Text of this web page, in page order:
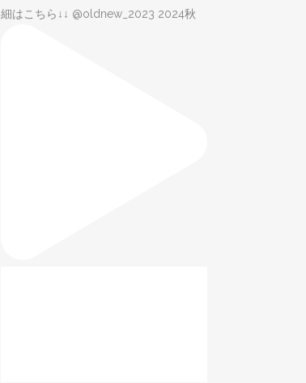
細はこちら↓↓ @oldnew_2023 2024秋